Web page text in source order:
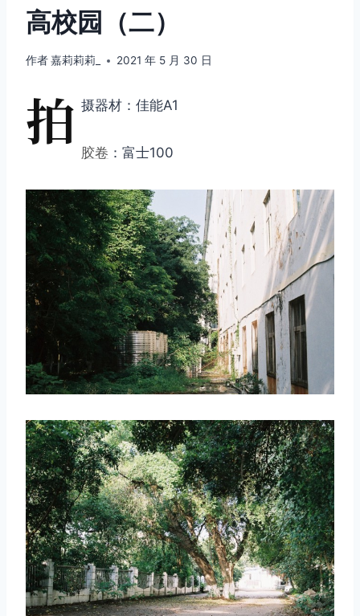
高校园（二）
作者嘉莉莉莉_ 2021 年 5 月 30 日
拍 摄器材：佳能A1
胶卷 ：富士100